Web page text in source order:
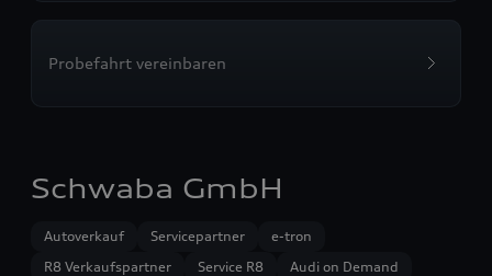
Probefahrt vereinbaren
Schwaba GmbH
Autoverkauf Servicepartner
e-tron
R8 Verkaufspartner
Service R8 Audi on Demand